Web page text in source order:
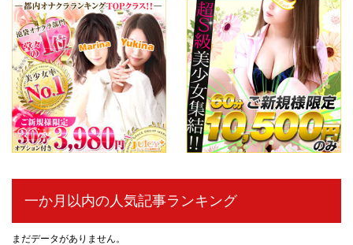
一か月以内の人気記事ランキング
まだデータがありません。